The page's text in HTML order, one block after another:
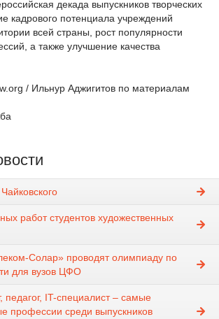
декада выпускников творческих
кадрового потенциала учреждений
всей страны, рост популярности
а также улучшение качества
/ Ильнур Аджигитов по материалам
работ студентов художественных
Солар» проводят олимпиаду по
для вузов ЦФО
педагог, IT-специалист – самые
профессии среди выпускников